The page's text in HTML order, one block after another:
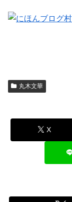
丸木文華
X